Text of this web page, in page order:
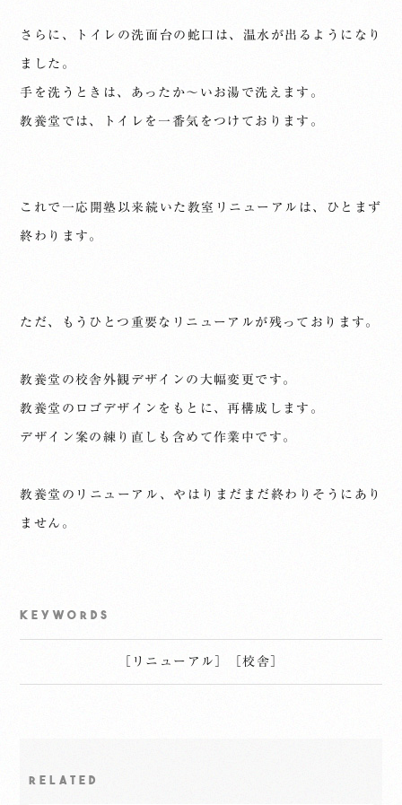
さらに、トイレの洗面台の蛇口は、温水が出るようになり
ました。
手を洗うときは、あったか〜いお湯で洗えます。
教養堂では、トイレを一番気をつけております。
これで一応開塾以来続いた教室リニューアルは、ひとまず
終わります。
ただ、もうひとつ重要なリニューアルが残っております。
教養堂の校舎外観デザインの大幅変更です。
教養堂のロゴデザインをもとに、再構成します。
デザイン案の練り直しも含めて作業中です。
教養堂のリニューアル、やはりまだまだ終わりそうにあり
ません。
KEYWORDS
リニューアル ［校舎
RELATED